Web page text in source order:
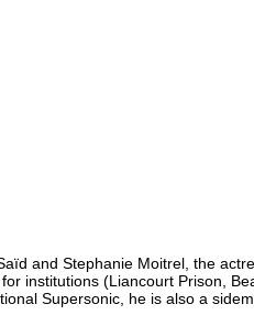
and Stephanie Moitrel, the
institutions (Liancourt Prison,
Supersonic, he is also a